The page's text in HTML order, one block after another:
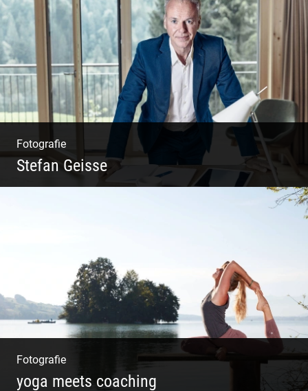
Fotografie
Stefan Geisse
Fotografie
yoga meets coaching